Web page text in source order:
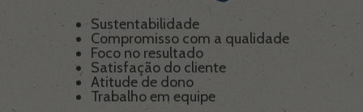
Sustentabilidade
Compromisso com a qualidade
Foco no resultado
Satisfação do cliente
Atitude de dono
Trabalho em equipe